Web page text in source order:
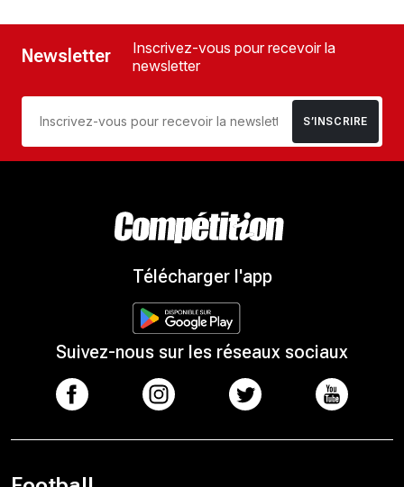
Newsletter
Inscrivez-vous pour recevoir la
newsletter
S’INSCRIRE
Télécharger l'app
Suivez-nous sur les réseaux sociaux